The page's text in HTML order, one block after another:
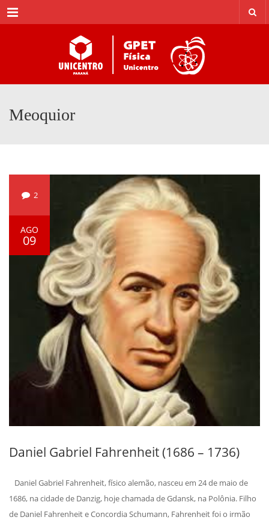
Menu
Meoquior
2
AGO
09
Daniel Gabriel Fahrenheit (1686 – 1736)
Daniel Gabriel Fahrenheit, físico alemão, nasceu em 24 de maio de
1686, na cidade de Danzig, hoje chamada de Gdansk, na Polônia. Filho
de Daniel Fahrenheit e Concordia Schumann, Fahrenheit foi o irmão